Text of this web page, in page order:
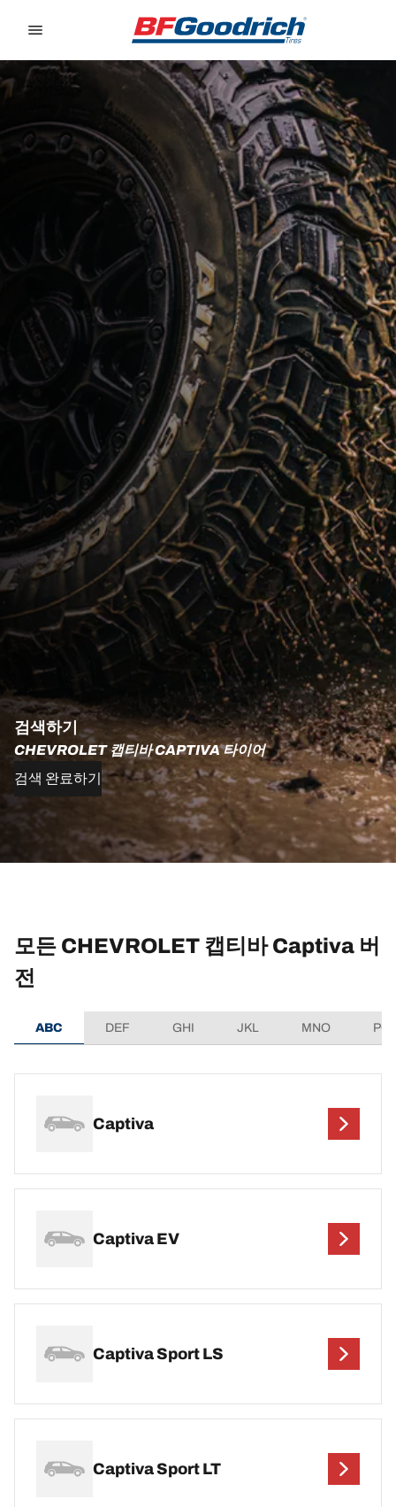
검색하기
CHEVROLET 캡티바 CAPTIVA 타이어
검색 완료하기
모든 CHEVROLET 캡티바 Captiva 버
전
ABC DEF GHI JKL MNO
Captiva
Captiva EV
Captiva Sport LS
Captiva Sport LT